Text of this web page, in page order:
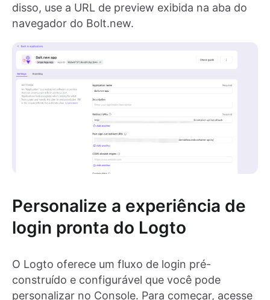
disso, use a URL de preview exibida na aba do
navegador do Bolt.new.
Personalize a experiência de
login pronta do Logto
O Logto oferece um fluxo de login pré-
construído e configurável que você pode
personalizar no Console. Para começar, acesse